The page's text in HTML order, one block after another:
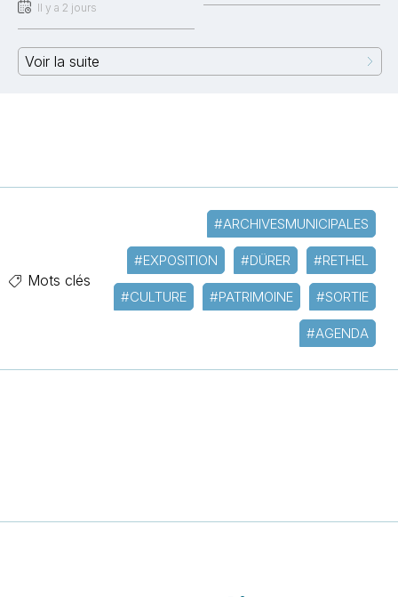
Il y a 2 jours
Voir la suite
Mots clés
#ARCHIVESMUNICIPALES
#EXPOSITION #DÜRER #RETHEL
#CULTURE #PATRIMOINE #SORTIE
#AGENDA